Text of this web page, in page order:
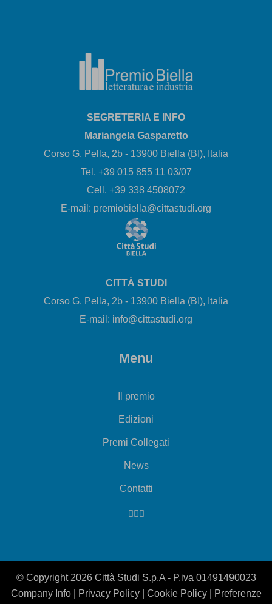
SEGRETERIA E INFO
Mariangela Gasparetto
Corso G. Pella, 2b - 13900 Biella (BI), Italia
Tel. +39 015 855 11 03/07
Cell. +39 338 4508072
E-mail: premiobiella@cittastudi.org
CITTÀ STUDI
Corso G. Pella, 2b - 13900 Biella (BI), Italia
E-mail: info@cittastudi.org
Menu
Il premio
Edizioni
Premi Collegati
News
Contatti
© Copyright 2026 Città Studi S.p.A - P.iva 01491490023
Company Info| Privacy Policy| Cookie Policy|
Preferenze